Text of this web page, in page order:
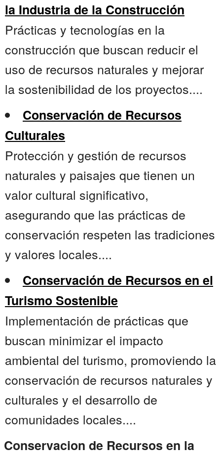
la Industria de la Construcción
Prácticas y tecnologías en la
construcción que buscan reducir el
uso de recursos naturales y mejorar
la sostenibilidad de los proyectos....
Conservación de Recursos
Culturales
Protección y gestión de recursos
naturales y paisajes que tienen un
valor cultural significativo,
asegurando que las prácticas de
conservación respeten las tradiciones
y valores locales....
Conservación de Recursos en el
Turismo Sostenible
Implementación de prácticas que
buscan minimizar el impacto
ambiental del turismo, promoviendo la
conservación de recursos naturales y
culturales y el desarrollo de
comunidades locales....
Conservacion de Recursos en la